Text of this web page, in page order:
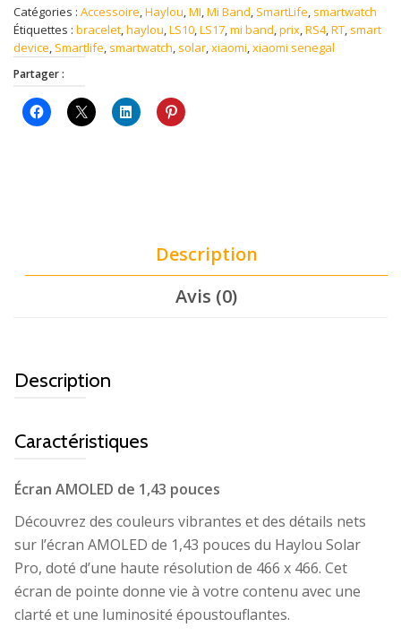
Pro
Catégories : Accessoire,Haylou,MI,Mi Band, SmartLife, smartwatch
Étiquettes : bracelet,haylou,LS10,LS17,mi band,prix,RS4,RT, smart
device, Smartlife, smartwatch, solar,xiaomi,xiaomi senegal
Partager :
Description
Avis (0)
Description
Caractéristiques
Écran AMOLED de 1,43 pouces
Découvrez des couleurs vibrantes et des détails nets
sur l’écran AMOLED de 1,43 pouces du Haylou Solar
Pro, doté d’une haute résolution de 466 x 466. Cet
écran de pointe donne vie à votre contenu avec une
clarté et une luminosité époustouflantes.